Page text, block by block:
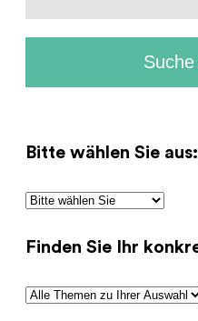
Bitte wählen Sie aus:
Finden Sie Ihr